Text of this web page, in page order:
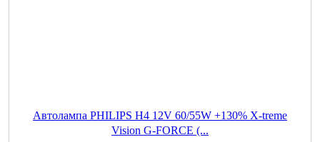
Автолампа PHILIPS H4 12V 60/55W +130% X-treme
Vision G-FORCE (...